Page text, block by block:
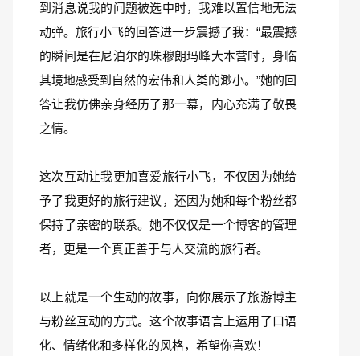
到消息说我的问题被选中时，我难以置信地无法
动弹。旅行小飞的回答进一步震撼了我：“最震撼
的瞬间是在尼泊尔的珠穆朗玛峰大本营时，身临
其境地感受到自然的宏伟和人类的渺小。”她的回
答让我仿佛亲身经历了那一幕，内心充满了敬畏
之情。
这次互动让我更加喜爱旅行小飞，不仅因为她给
予了我更好的旅行建议，还因为她和每个粉丝都
保持了亲密的联系。她不仅仅是一个博客的管理
者，更是一个真正善于与人交流的旅行者。
以上就是一个生动的故事，向你展示了旅游博主
与粉丝互动的方式。这个故事语言上运用了口语
化、情绪化和多样化的风格，希望你喜欢！